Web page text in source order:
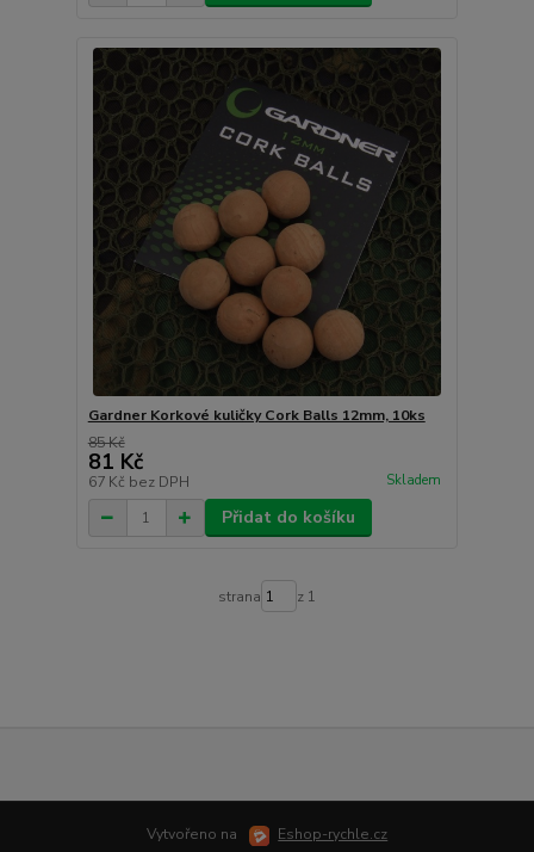
Gardner Korkové kuličky Cork Balls 12mm, 10ks
85 Kč
81 Kč
67 Kč bez DPH Skladem
Přidat do košíku
strana z 1
Vytvořeno na Eshop-rychle.cz